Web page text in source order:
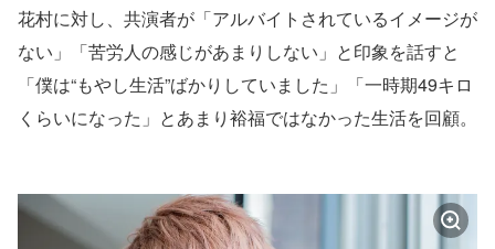
花村に対し、共演者が「アルバイトされているイメージが
ない」「苦労人の感じがあまりしない」と印象を話すと
「僕は“もやし生活”ばかりしていました」「一時期49キロ
くらいになった」とあまり裕福ではなかった生活を回顧。